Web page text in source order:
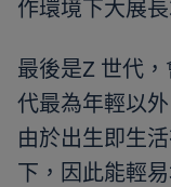
作環境下大展長
最後是Z 世代
代最為年輕以
由於出生即生
下，因此能輕